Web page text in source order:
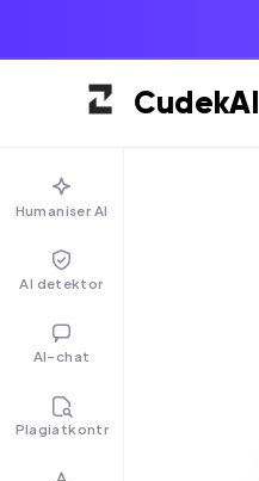
CudekAI
Humaniser AI
AI detektor
AI-chat
Plagiatkontrol